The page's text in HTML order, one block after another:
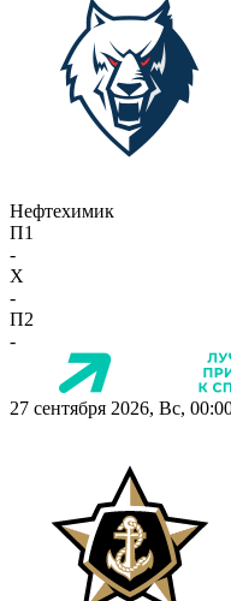
Нефтехимик
П1
-
X
-
П2
-
27 сентября 2026, Вс,